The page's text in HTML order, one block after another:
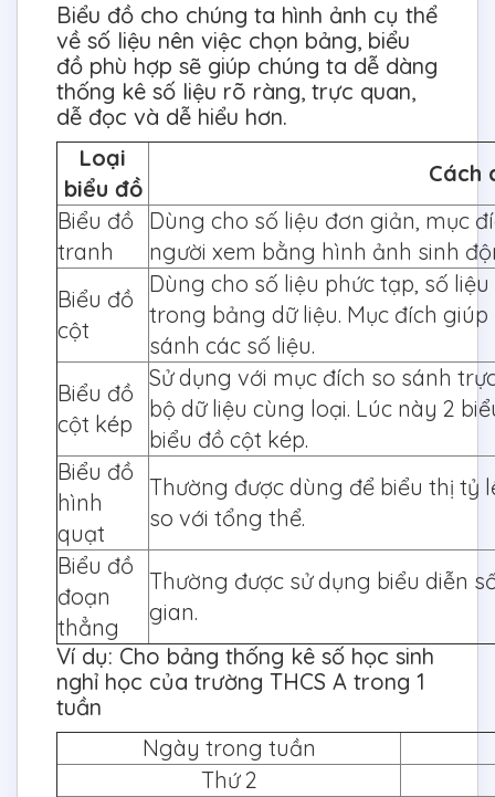
Biểu đồ cho chúng ta hình ảnh cụ thể
về số liệu nên việc chọn bảng, biểu
đồ phù hợp sẽ giúp chúng ta dễ dàng
thống kê số liệu rõ ràng, trực quan,
dễ đọc và dễ hiểu hơn.
Loại
biểu đồ
Cách
Biểu đồ
tranh
Dùng cho số liệu đơn giản, mục
người xem bằng hình ảnh sinh
Biểu đồ
cột
Dùng cho số liệu phức tạp, số
trong bảng dữ liệu. Mục đích
sánh các số liệu.
Biểu đồ
cột kép
Sử dụng với mục đích so sánh
bộ dữ liệu cùng loại. Lúc này 2
biểu đồ cột kép.
Biểu đồ
hình
quạt
Thường được dùng để biểu thị tỷ
so với tổng thể.
Biểu đồ
đoạn
thẳng
Thường được sử dụng biểu diễn
gian.
Ví dụ: Cho bảng thống kê số học sinh
nghỉ học của trường THCS A trong 1
tuần
Ngày trong tuần
Thứ 2